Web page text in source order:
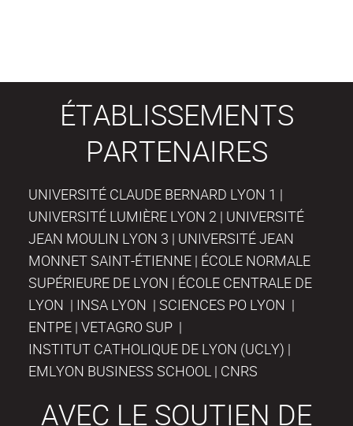
ÉTABLISSEMENTS
PARTENAIRES
UNIVERSITÉ CLAUDE BERNARD LYON 1 |
UNIVERSITÉ LUMIÈRE LYON 2 | UNIVERSITÉ
JEAN MOULIN LYON 3 | UNIVERSITÉ JEAN
MONNET SAINT-ÉTIENNE | ÉCOLE NORMALE
SUPÉRIEURE DE LYON | ÉCOLE CENTRALE DE
LYON | INSA LYON | SCIENCES PO LYON |
ENTPE | VETAGRO SUP |
INSTITUT CATHOLIQUE DE LYON (UCLY) |
EMLYON BUSINESS SCHOOL | CNRS
AVEC LE SOUTIEN DE